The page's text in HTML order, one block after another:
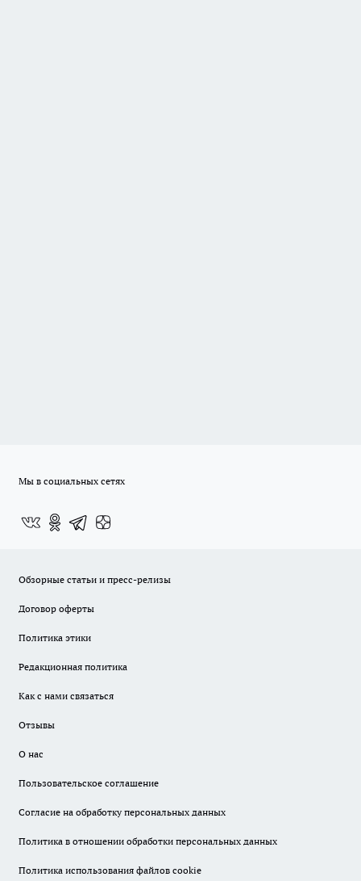
Мы в социальных сетях
Обзорные статьи и пресс-релизы
Договор оферты
Политика этики
Редакционная политика
Как с нами связаться
Отзывы
О нас
Пользовательское соглашение
Согласие на обработку персональных данных
Политика в отношении обработки персональных данных
Политика использования файлов cookie